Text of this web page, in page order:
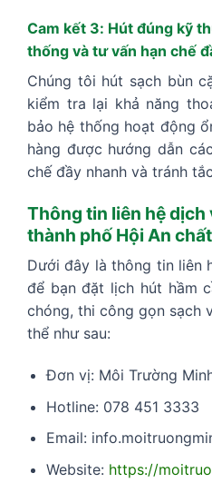
Cam kết 3: Hút đúng kỹ
thống và tư vấn hạn chế
Chúng tôi hút sạch bùn
kiểm tra lại khả năng
bảo hệ thống hoạt động
hàng được hướng dẫn
chế đầy nhanh và tránh
Thông tin liên hệ dịch
thành phố Hội An
Dưới đây là thông tin liên
để bạn đặt lịch hút hầm
chóng, thi công gọn sạch
thể như sau:
Đơn vị: Môi Trường
Hotline: 078 451 3333
Email:
Website: https://